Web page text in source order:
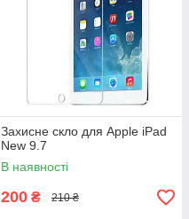
Захисне скло для Apple iPad
New 9.7
В наявності
200 ₴ 210 ₴